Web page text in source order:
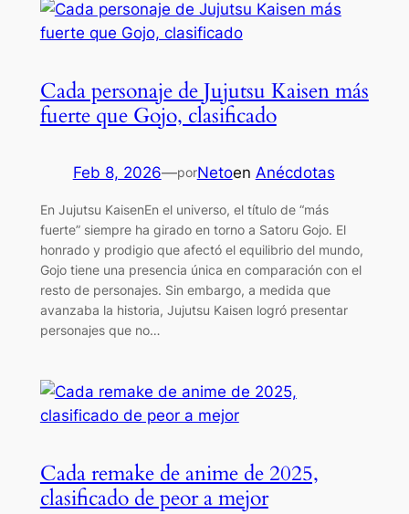
Cada personaje de Jujutsu Kaisen más
fuerte que Gojo, clasificado
Feb 8, 2026—porNetoen Anécdotas
En Jujutsu KaisenEn el universo, el título de “más
fuerte” siempre ha girado en torno a Satoru Gojo. El
honrado y prodigio que afectó el equilibrio del mundo,
Gojo tiene una presencia única en comparación con el
resto de personajes. Sin embargo, a medida que
avanzaba la historia, Jujutsu Kaisen logró presentar
personajes que no…
Cada remake de anime de 2025,
clasificado de peor a mejor